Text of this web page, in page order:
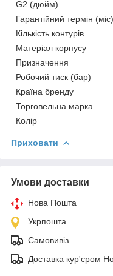
G2 (дюйм)
Гарантійний термін (міс)
Кількість контурів
Матеріал корпусу
Призначення
Робочий тиск (бар)
Країна бренду
Торговельна марка
Колір
Приховати
Умови доставки
Нова Пошта
Укрпошта
Самовивіз
Доставка кур'єром